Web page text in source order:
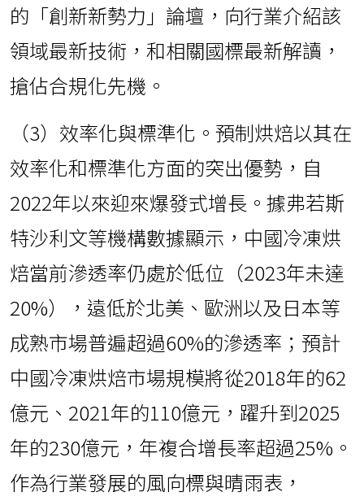
的「創新新勢力」論壇，向行業介紹該
領域最新技術，和相關國標最新解讀，
搶佔合規化先機。
（3）效率化與標準化。預制烘焙以其在
效率化和標準化方面的突出優勢，自
2022年以來迎來爆發式增長。據弗若斯
特沙利文等機構數據顯示，中國冷凍烘
焙當前滲透率仍處於低位（2023年未達
20%），遠低於北美、歐洲以及日本等
成熟市場普遍超過60%的滲透率；預計
中國冷凍烘焙市場規模將從2018年的62
億元、2021年的110億元，躍升到2025
年的230億元，年複合增長率超過25%。
作為行業發展的風向標與晴雨表，